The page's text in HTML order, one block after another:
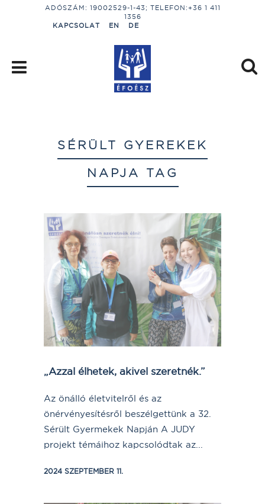
ADÓSZÁM: 19002529-1-43; TELEFON:+36 1 411
1356
KAPCSOLAT
EN DE
SÉRÜLT GYEREKEK
NAPJA TAG
„Azzal élhetek, akivel szeretnék.”
Az önálló életvitelről és az
önérvényesítésről beszélgettünk a 32.
Sérült Gyermekek Napján A JUDY
projekt témáihoz kapcsolódtak az...
2024 SZEPTEMBER 11.